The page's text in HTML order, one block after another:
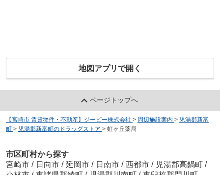
地図アプリで開く
ページトップへ
【宮崎市 賃貸物件・不動産】ジーピー株式会社 > 周辺施設案内 > 児湯郡新富
町 > 児湯郡新富町のドラッグストア > 虹ヶ丘薬局
市区町村から探す
宮崎市 / 日向市 / 延岡市 / 日南市 / 西都市 / 児湯郡高鍋町 /